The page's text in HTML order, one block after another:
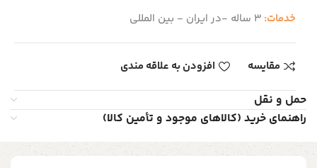
خدمات: 3 ساله -در ایران - بین المللی
مقایسه افزودن به علاقه مندی
حمل و نقل
راهنمای خرید (کالاهای موجود و تأمین کالا)